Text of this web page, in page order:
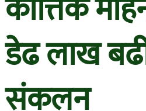
डेढ लाख
संकलन